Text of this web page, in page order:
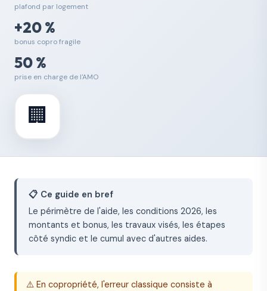
plafond par logement
+20 %
bonus copro fragile
50 %
prise en charge de l'AMO
🏢
📋 Ce guide en bref
Le périmètre de l'aide, les conditions 2026, les
montants et bonus, les travaux visés, les étapes
côté syndic et le cumul avec d'autres aides.
⚠️ En copropriété, l'erreur classique consiste à